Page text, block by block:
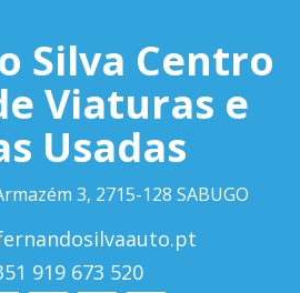
Silva Centro
Viaturas e
Usadas
3, 2715-128 SABUGO
919 673 520